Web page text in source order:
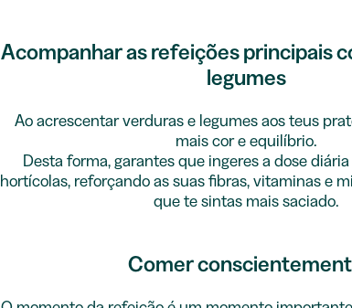
Acompanhar as refeições principais
legumes
Ao acrescentar verduras e legumes aos teus
mais cor e equilíbrio.
Desta forma, garantes que ingeres a dose
hortícolas, reforçando as suas fibras, vitaminas e
que te sintas mais saciado.
Comer